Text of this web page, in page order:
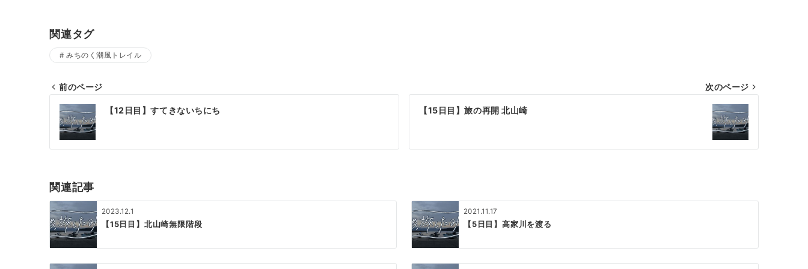
関連タグ
みちのく潮風トレイル
投
稿
ナ
ゲ
ー
シ
ョ
前のページ
【12日目】すてきないちにち
次のページ
【15日目】旅の再開 北山崎
関連記事
2023.12.1
【15日目】北山崎無限階段
2021.11.17
【5日目】高家川を渡る